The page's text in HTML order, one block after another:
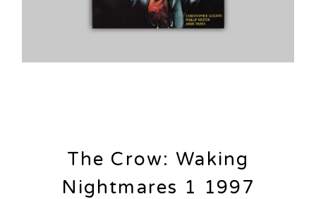
The Crow: Waking
Nightmares 1 1997